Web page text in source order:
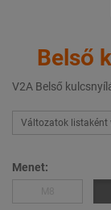
Belső
V2A Belső
Változatok listaként
Menet: